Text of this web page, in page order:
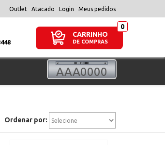
Outlet Atacado Login Meus pedidos
CARRINHO
DE COMPRAS
Ordenar por: